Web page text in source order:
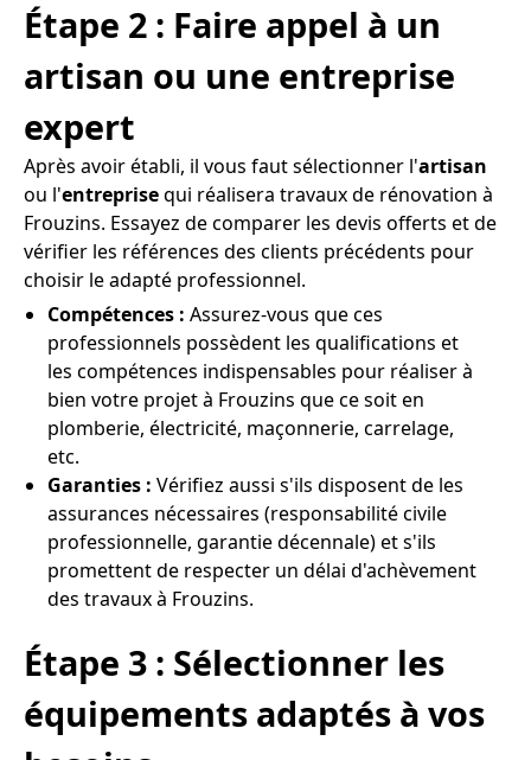
Étape 2 : Faire appel à un
artisan ou une entreprise
expert
Après avoir établi, il vous faut sélectionner l'artisan
ou l'entreprisequi réalisera travaux de rénovation à
Frouzins. Essayez de comparer les devis offerts et de
vérifier les références des clients précédents pour
choisir le adapté professionnel.
Compétences : Assurez-vous que ces
professionnels possèdent les qualifications et
les compétences indispensables pour réaliser à
bien votre projet à Frouzins que ce soit en
plomberie, électricité, maçonnerie, carrelage,
etc.
Garanties : Vérifiez aussi s'ils disposent de les
assurances nécessaires (responsabilité civile
professionnelle, garantie décennale) et s'ils
promettent de respecter un délai d'achèvement
des travaux à Frouzins.
Étape 3 : Sélectionner les
équipements adaptés à vos